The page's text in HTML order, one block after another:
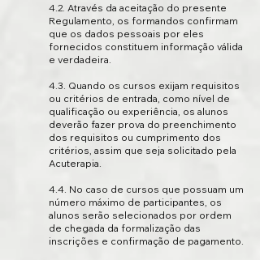
4.2. Através da aceitação do presente
Regulamento, os formandos confirmam
que os dados pessoais por eles
fornecidos constituem informação válida
e verdadeira.
4.3. Quando os cursos exijam requisitos
ou critérios de entrada, como nível de
qualificação ou experiência, os alunos
deverão fazer prova do preenchimento
dos requisitos ou cumprimento dos
critérios, assim que seja solicitado pela
Acuterapia.
4.4. No caso de cursos que possuam um
número máximo de participantes, os
alunos serão selecionados por ordem
de chegada da formalização das
inscrições e confirmação de pagamento.